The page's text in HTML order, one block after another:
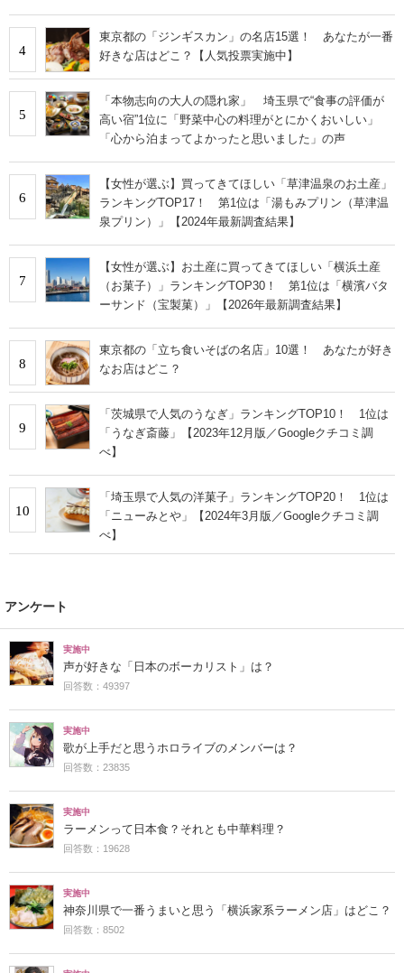
4
東京都の「ジンギスカン」の名店15選！ あなたが一番
好きな店はどこ？【人気投票実施中】
5
「本物志向の大人の隠れ家」 埼玉県で“食事の評価が
高い宿”1位に「野菜中心の料理がとにかくおいしい」
「心から泊まってよかったと思いました」の声
6
【女性が選ぶ】買ってきてほしい「草津温泉のお土産」
ランキングTOP17！ 第1位は「湯もみプリン（草津温
泉プリン）」【2024年最新調査結果】
7
【女性が選ぶ】お土産に買ってきてほしい「横浜土産
（お菓子）」ランキングTOP30！ 第1位は「横濱バタ
ーサンド（宝製菓）」【2026年最新調査結果】
8
東京都の「立ち食いそばの名店」10選！ あなたが好き
なお店はどこ？
9
「茨城県で人気のうなぎ」ランキングTOP10！ 1位は
「うなぎ斎藤」【2023年12月版／Googleクチコミ調
べ】
10
「埼玉県で人気の洋菓子」ランキングTOP20！ 1位は
「ニューみとや」【2024年3月版／Googleクチコミ調
べ】
アンケート
実施中
声が好きな「日本のボーカリスト」は？
回答数：49397
実施中
歌が上手だと思うホロライブのメンバーは？
回答数：23835
実施中
ラーメンって日本食？それとも中華料理？
回答数：19628
実施中
神奈川県で一番うまいと思う「横浜家系ラーメン店」はどこ？
回答数：8502